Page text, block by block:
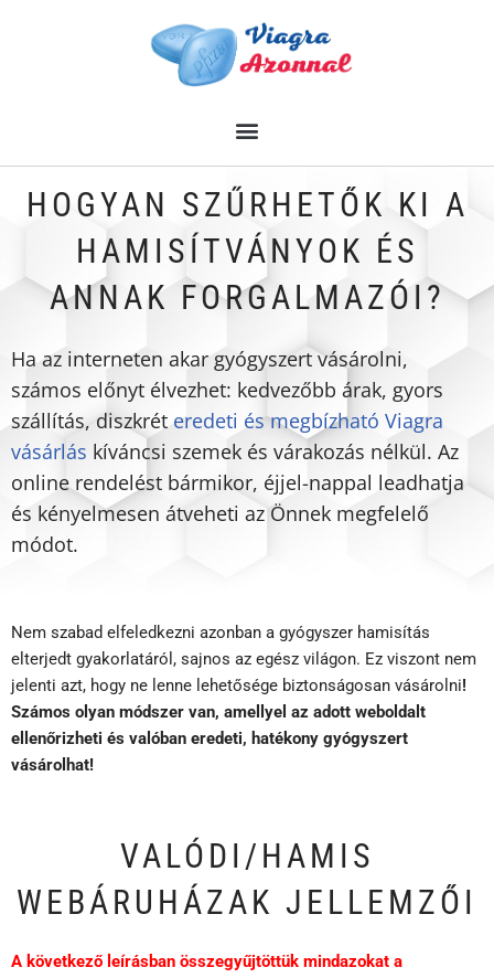
HOGYAN SZŰRHETŐK KI A
HAMISÍTVÁNYOK ÉS
ANNAK FORGALMAZÓI?
Ha az interneten akar gyógyszert vásárolni,
számos előnyt élvezhet: kedvezőbb árak, gyors
szállítás, diszkrét eredeti és megbízható Viagra
vásárlás kíváncsi szemek és várakozás nélkül. Az
online rendelést bármikor, éjjel-nappal leadhatja
és kényelmesen átveheti az Önnek megfelelő
módot.
Nem szabad elfeledkezni azonban a gyógyszer hamisítás
elterjedt gyakorlatáról, sajnos az egész világon. Ez viszont nem
jelenti azt, hogy ne lenne lehetősége biztonságosan vásárolni!
Számos olyan módszer van, amellyel az adott weboldalt
ellenőrizheti és valóban eredeti, hatékony gyógyszert
vásárolhat!
VALÓDI/HAMIS
WEBÁRUHÁZAK JELLEMZŐI
A következő leírásban összegyűjtöttük mindazokat a